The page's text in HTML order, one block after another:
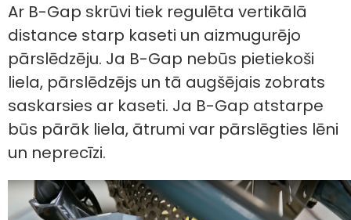
Ar B-Gap skrūvi tiek regulēta vertikālā
distance starp kaseti un aizmugurējo
pārslēdzēju. Ja B-Gap nebūs pietiekoši
liela, pārslēdzējs un tā augšējais zobrats
saskarsies ar kaseti. Ja B-Gap atstarpe
būs pārāk liela, ātrumi var pārslēgties lēni
un neprecīzi.